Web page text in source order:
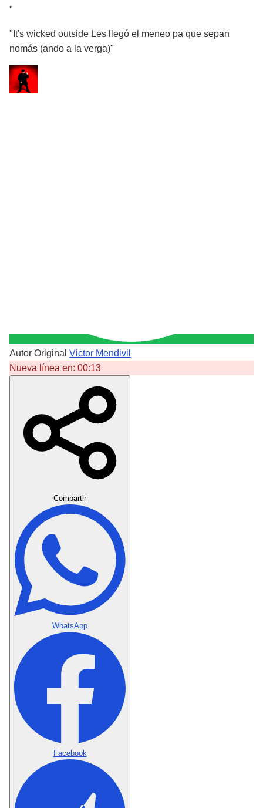
"
"It's wicked outside Les llegó el meneo pa que sepan
nomás (ando a la verga)"
Autor Original Victor Mendivil
Nueva línea en: 00:13
Compartir
WhatsApp
Facebook